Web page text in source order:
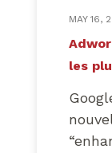
MAY 16,
les